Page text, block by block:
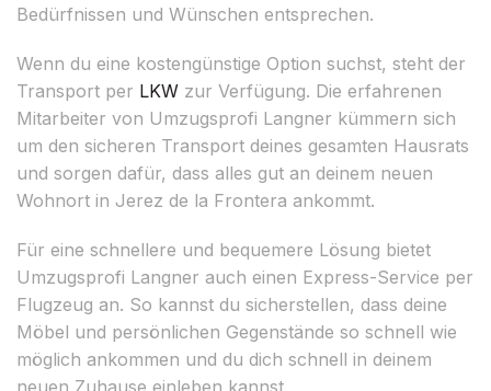
Bedürfnissen und Wünschen entsprechen.
Wenn du eine kostengünstige Option suchst, steht der
Transport per LKW zur Verfügung. Die erfahrenen
Mitarbeiter von Umzugsprofi Langner kümmern sich
um den sicheren Transport deines gesamten Hausrats
und sorgen dafür, dass alles gut an deinem neuen
Wohnort in Jerez de la Frontera ankommt.
Für eine schnellere und bequemere Lösung bietet
Umzugsprofi Langner auch einen Express-Service per
Flugzeug an. So kannst du sicherstellen, dass deine
Möbel und persönlichen Gegenstände so schnell wie
möglich ankommen und du dich schnell in deinem
neuen Zuhause einleben kannst.